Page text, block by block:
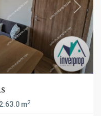
Next
63.0 m2